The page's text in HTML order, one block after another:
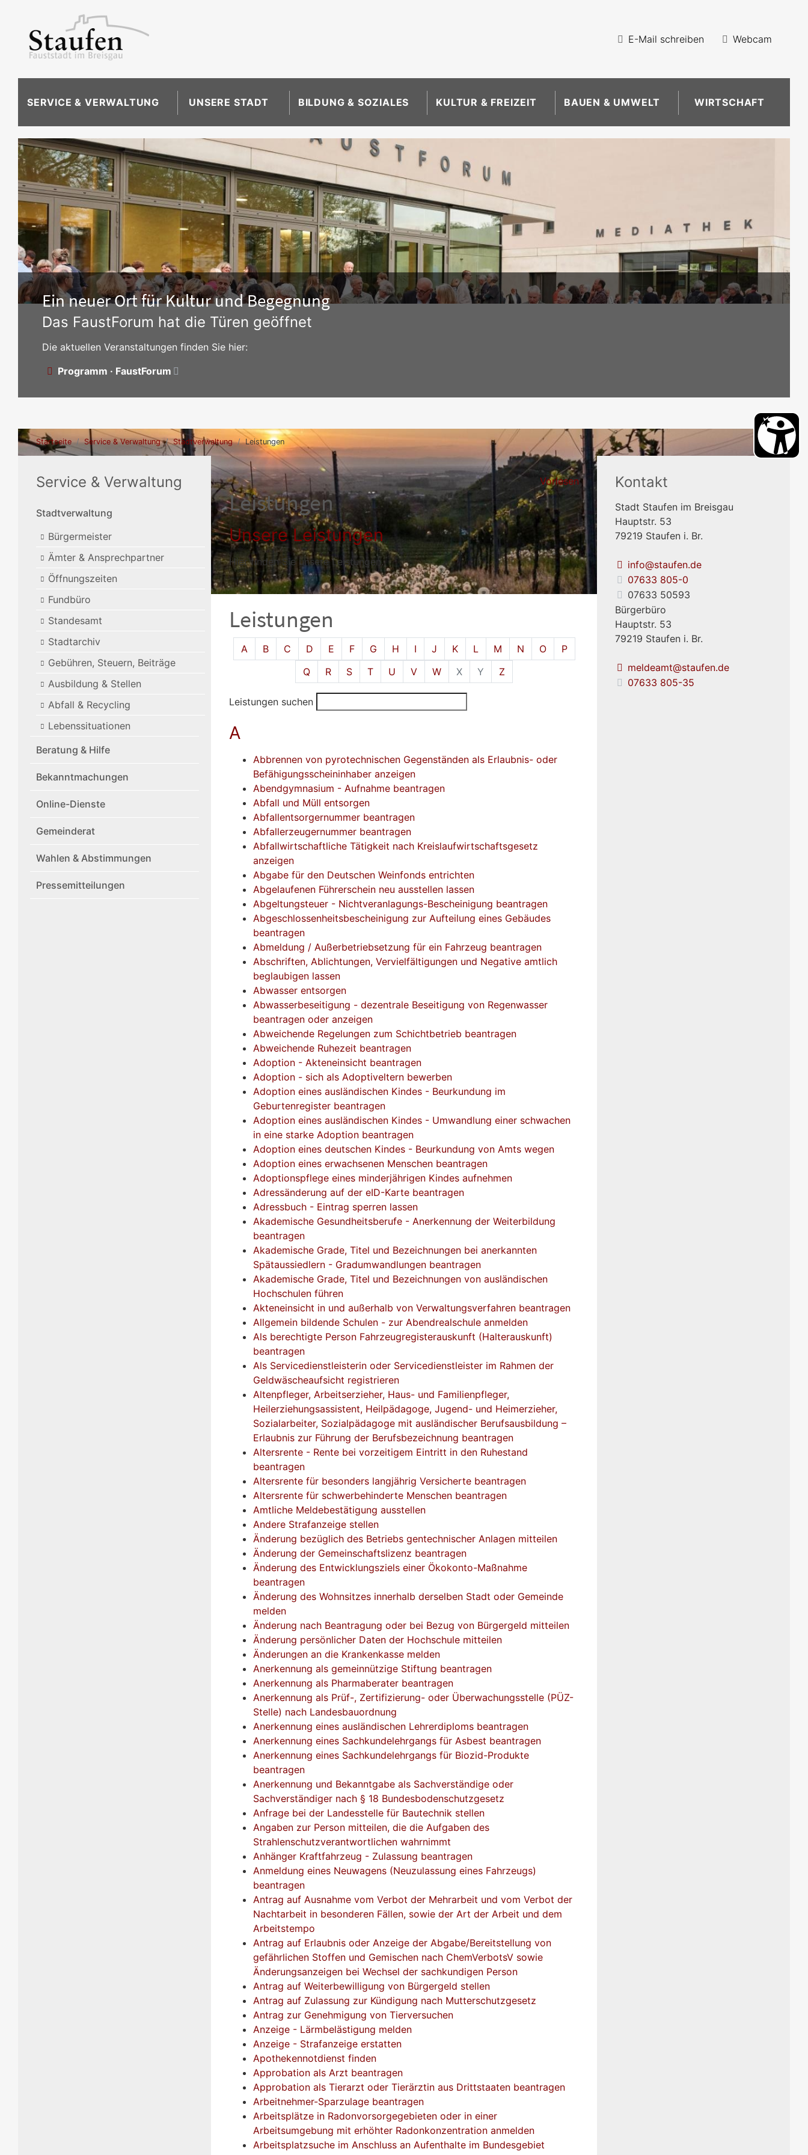
E-Mail schreiben Webcam
SERVICE & VERWALTUNG UNSERE STADT BILDUNG & SOZIALES KULTUR & FREIZEIT BAUEN & UMWELT WIRTSCHAFT
Ein neuer Ort für Kultur und Begegnung
Das FaustForum hat die Türen geöffnet
Die aktuellen Veranstaltungen finden Sie hier:
Programm · FaustForum
Startseite Service & Verwaltung Stadtverwaltung Leistungen
Service & Verwaltung
Stadtverwaltung
Bürgermeister
Ämter & Ansprechpartner
Öffnungszeiten
Fundbüro
Standesamt
Stadtarchiv
Gebühren, Steuern, Beiträge
Ausbildung & Stellen
Abfall & Recycling
Lebenssituationen
Beratung & Hilfe
Bekanntmachungen
Online-Dienste
Gemeinderat
Wahlen & Abstimmungen
Pressemitteilungen
Vorlesen
Leistungen
Unsere Leistungen
Hier finden Sie unsere Leistungen.
Leistungen
Alphabetisches Register überspringen
A B C D E F G H I J K L M N O
P
Q
R S T U V W X Y Z
Leistungen suchen
A
Abbrennen von pyrotechnischen Gegenständen als Erlaubnis- oder
Befähigungsscheininhaber anzeigen
Abendgymnasium - Aufnahme beantragen
Abfall und Müll entsorgen
Abfallentsorgernummer beantragen
Abfallerzeugernummer beantragen
Abfallwirtschaftliche Tätigkeit nach Kreislaufwirtschaftsgesetz
anzeigen
Abgabe für den Deutschen Weinfonds entrichten
Abgelaufenen Führerschein neu ausstellen lassen
Abgeltungsteuer - Nichtveranlagungs-Bescheinigung beantragen
Abgeschlossenheitsbescheinigung zur Aufteilung eines Gebäudes
beantragen
Abmeldung / Außerbetriebsetzung für ein Fahrzeug beantragen
Abschriften, Ablichtungen, Vervielfältigungen und Negative amtlich
beglaubigen lassen
Abwasser entsorgen
Abwasserbeseitigung - dezentrale Beseitigung von Regenwasser
beantragen oder anzeigen
Abweichende Regelungen zum Schichtbetrieb beantragen
Abweichende Ruhezeit beantragen
Adoption - Akteneinsicht beantragen
Adoption - sich als Adoptiveltern bewerben
Adoption eines ausländischen Kindes - Beurkundung im
Geburtenregister beantragen
Adoption eines ausländischen Kindes - Umwandlung einer schwachen
in eine starke Adoption beantragen
Adoption eines deutschen Kindes - Beurkundung von Amts wegen
Adoption eines erwachsenen Menschen beantragen
Adoptionspflege eines minderjährigen Kindes aufnehmen
Adressänderung auf der eID-Karte beantragen
Adressbuch - Eintrag sperren lassen
Akademische Gesundheitsberufe - Anerkennung der Weiterbildung
beantragen
Akademische Grade, Titel und Bezeichnungen bei anerkannten
Spätaussiedlern - Gradumwandlungen beantragen
Akademische Grade, Titel und Bezeichnungen von ausländischen
Hochschulen führen
Akteneinsicht in und außerhalb von Verwaltungsverfahren beantragen
Allgemein bildende Schulen - zur Abendrealschule anmelden
Als berechtigte Person Fahrzeugregisterauskunft (Halterauskunft)
beantragen
Als Servicedienstleisterin oder Servicedienstleister im Rahmen der
Geldwäscheaufsicht registrieren
Altenpfleger, Arbeitserzieher, Haus- und Familienpfleger,
Heilerziehungsassistent, Heilpädagoge, Jugend- und Heimerzieher,
Sozialarbeiter, Sozialpädagoge mit ausländischer Berufsausbildung –
Erlaubnis zur Führung der Berufsbezeichnung beantragen
Altersrente - Rente bei vorzeitigem Eintritt in den Ruhestand
beantragen
Altersrente für besonders langjährig Versicherte beantragen
Altersrente für schwerbehinderte Menschen beantragen
Amtliche Meldebestätigung ausstellen
Andere Strafanzeige stellen
Änderung bezüglich des Betriebs gentechnischer Anlagen mitteilen
Änderung der Gemeinschaftslizenz beantragen
Änderung des Entwicklungsziels einer Ökokonto-Maßnahme
beantragen
Änderung des Wohnsitzes innerhalb derselben Stadt oder Gemeinde
melden
Änderung nach Beantragung oder bei Bezug von Bürgergeld mitteilen
Änderung persönlicher Daten der Hochschule mitteilen
Änderungen an die Krankenkasse melden
Anerkennung als gemeinnützige Stiftung beantragen
Anerkennung als Pharmaberater beantragen
Anerkennung als Prüf-, Zertifizierung- oder Überwachungsstelle (PÜZ-
Stelle) nach Landesbauordnung
Anerkennung eines ausländischen Lehrerdiploms beantragen
Anerkennung eines Sachkundelehrgangs für Asbest beantragen
Anerkennung eines Sachkundelehrgangs für Biozid-Produkte
beantragen
Anerkennung und Bekanntgabe als Sachverständige oder
Sachverständiger nach § 18 Bundesbodenschutzgesetz
Anfrage bei der Landesstelle für Bautechnik stellen
Angaben zur Person mitteilen, die die Aufgaben des
Strahlenschutzverantwortlichen wahrnimmt
Anhänger Kraftfahrzeug - Zulassung beantragen
Anmeldung eines Neuwagens (Neuzulassung eines Fahrzeugs)
beantragen
Antrag auf Ausnahme vom Verbot der Mehrarbeit und vom Verbot der
Nachtarbeit in besonderen Fällen, sowie der Art der Arbeit und dem
Arbeitstempo
Antrag auf Erlaubnis oder Anzeige der Abgabe/Bereitstellung von
gefährlichen Stoffen und Gemischen nach ChemVerbotsV sowie
Änderungsanzeigen bei Wechsel der sachkundigen Person
Antrag auf Weiterbewilligung von Bürgergeld stellen
Antrag auf Zulassung zur Kündigung nach Mutterschutzgesetz
Antrag zur Genehmigung von Tierversuchen
Anzeige - Lärmbelästigung melden
Anzeige - Strafanzeige erstatten
Apothekennotdienst finden
Approbation als Arzt beantragen
Approbation als Tierarzt oder Tierärztin aus Drittstaaten beantragen
Arbeitnehmer-Sparzulage beantragen
Arbeitsplätze in Radonvorsorgegebieten oder in einer
Arbeitsumgebung mit erhöhter Radonkonzentration anmelden
Arbeitsplatzsuche im Anschluss an Aufenthalte im Bundesgebiet
Kontakt
Stadt Staufen im Breisgau
Hauptstr. 53
79219 Staufen i. Br.
info@staufen.de
07633 805-0
07633 50593
Bürgerbüro
Hauptstr. 53
79219 Staufen i. Br.
meldeamt@staufen.de
07633 805-35